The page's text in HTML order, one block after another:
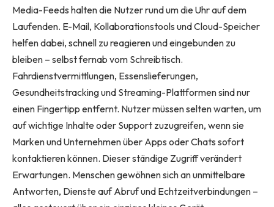
Media-Feeds halten die Nutzer rund um die Uhr auf dem
Laufenden. E-Mail, Kollaborationstools und Cloud-Speicher
helfen dabei, schnell zu reagieren und eingebunden zu
bleiben – selbst fernab vom Schreibtisch.
Fahrdienstvermittlungen, Essenslieferungen,
Gesundheitstracking und Streaming-Plattformen sind nur
einen Fingertipp entfernt. Nutzer müssen selten warten, um
auf wichtige Inhalte oder Support zuzugreifen, wenn sie
Marken und Unternehmen über Apps oder Chats sofort
kontaktieren können. Dieser ständige Zugriff verändert
Erwartungen. Menschen gewöhnen sich an unmittelbare
Antworten, Dienste auf Abruf und Echtzeitverbindungen –